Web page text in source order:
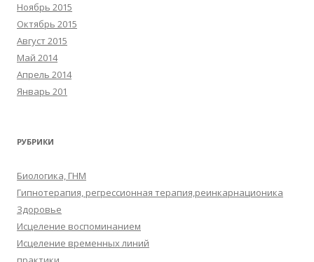
Ноябрь 2015
Октябрь 2015
Август 2015
Май 2014
Апрель 2014
Январь 201
РУБРИКИ
Биологика, ГНМ
Гипнотерапия, регрессионная терапия,реинкарнационика
Здоровье
Исцеление воспоминанием
Исцеление временных линий